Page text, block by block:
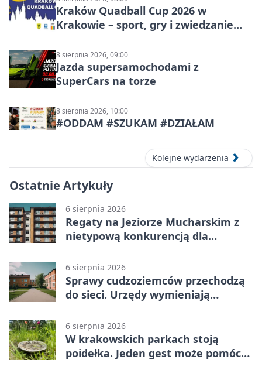
Kraków Quadball Cup 2026 w
Krakowie – sport, gry i zwiedzanie
8 sierpnia 2026, 09:00
Jazda supersamochodami z
SuperCars na torze
8 sierpnia 2026, 10:00
#ODDAM #SZUKAM #DZIAŁAM
Kolejne wydarzenia
Ostatnie Artykuły
6 sierpnia 2026
Regaty na Jeziorze Mucharskim z
nietypową konkurencją dla
6 sierpnia 2026
Sprawy cudzoziemców przechodzą
do sieci. Urzędy wymieniają
6 sierpnia 2026
W krakowskich parkach stoją
poidełka. Jeden gest może pomóc